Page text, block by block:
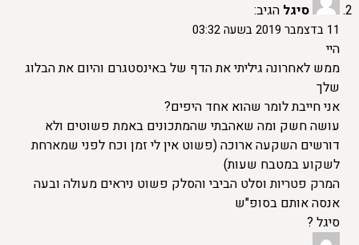
סיגל הגיב:
11 בדצמבר 2019 בשעה 03:32
היי
ממש לאחרונה גיליתי את הדף של באינסטגרם והיום את הבלוג
שלך
אני חייבת לומר שהוא אחד היפים?
עושה חשק ומה שאהבתי שהמתכונים באמת פשוטים ולא
דורשים השקעה ארוכה (פשוט אין לי זמן וכח לפני שמארחת
לשקוע במטבח שעות)
המרק פטריות וסלט הביבי והסלק פשוט ניראים מעולה ובעה
אנסה אותם בסופ"ש
סיגל ?